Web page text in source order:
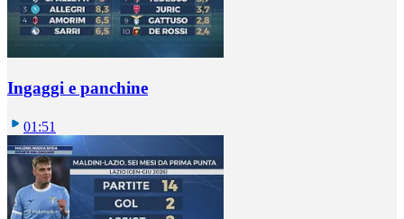
Ingaggi e panchine
01:51